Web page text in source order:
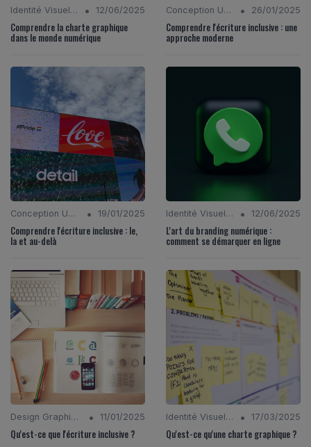
Identité Visuelle et Branding • 12/06/2025
Comprendre la charte graphique
dans le monde numérique
Conception UX/UI • 26/01/2025
Comprendre l'écriture inclusive : une
approche moderne
Conception UX/UI • 19/01/2025
Comprendre l'écriture inclusive : le,
la et au-delà
Identité Visuelle et Branding • 12/06/2025
L'art du branding numérique :
comment se démarquer en ligne
Design Graphique • 11/01/2025
Qu'est-ce que l'écriture inclusive ?
Identité Visuelle et Branding • 17/03/2025
Qu'est-ce qu'une charte graphique ?